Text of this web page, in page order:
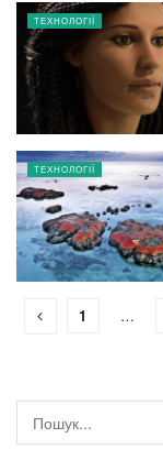
ТЕХНОЛОГІЇ
ТЕХНОЛОГІЇ
1 …